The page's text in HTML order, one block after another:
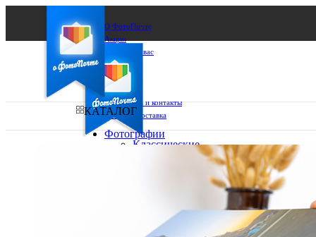
О ФотоПочте
Акции
Сделаем за вас
Бизнесу
FAQ
Франшиза
Поддержка и контакты
Оплата и доставка
Выберите из списка:
КАТАЛОГ
Фотографии
Классические
15х20